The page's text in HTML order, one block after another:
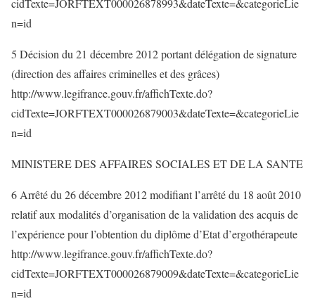
cidTexte=JORFTEXT000026878993&dateTexte=&categorieLie
n=id
5 Décision du 21 décembre 2012 portant délégation de signature
(direction des affaires criminelles et des grâces)
http://www.legifrance.gouv.fr/affichTexte.do?
cidTexte=JORFTEXT000026879003&dateTexte=&categorieLie
n=id
MINISTERE DES AFFAIRES SOCIALES ET DE LA SANTE
6 Arrêté du 26 décembre 2012 modifiant l’arrêté du 18 août 2010
relatif aux modalités d’organisation de la validation des acquis de
l’expérience pour l’obtention du diplôme d’Etat d’ergothérapeute
http://www.legifrance.gouv.fr/affichTexte.do?
cidTexte=JORFTEXT000026879009&dateTexte=&categorieLie
n=id